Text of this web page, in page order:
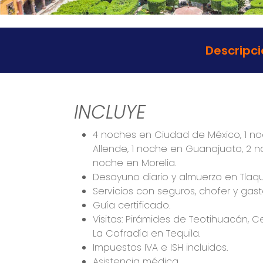
INCLUYE
4 noches en Ciudad de México, 1
Allende, 1 noche en Guanajuato, 2
noche en Morelia.
Desayuno diario y almuerzo en
Servicios con seguros, chofer y
Guía certificado.
Visitas: Pirámides de Teotihuacán,
La Cofradía en Tequila.
Impuestos IVA e ISH incluidos.